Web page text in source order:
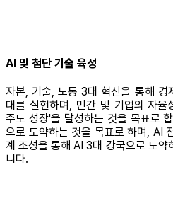
AI 및 첨단 기술 육성
자본, 기술, 노동 3대 혁신을 통해 경
대를 실현하며, 민간 및 기업의 자율
주도 성장'을 달성하는 것을 목표로
으로 도약하는 것을 목표로 하며, AI
계 조성을 통해 AI 3대 강국으로 도약
니다.